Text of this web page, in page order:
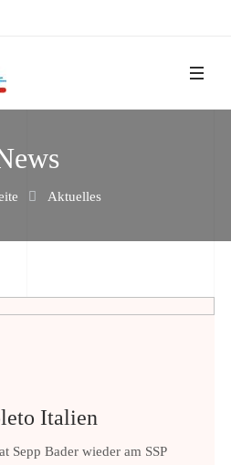
Aktuelles
Italien
Sepp Bader wieder am SSP